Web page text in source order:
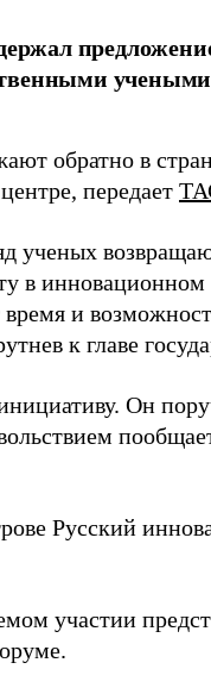
обратно в
передает
ученых
в инновационном
и
к главе
Он
Русский
участии